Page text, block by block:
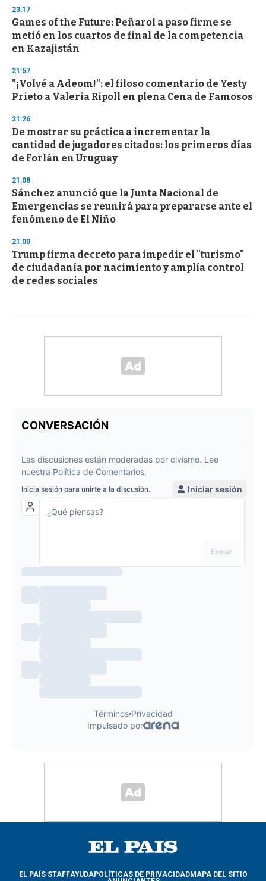
23:17
Games of the Future: Peñarol a paso firme se
metió en los cuartos de final de la competencia
en Kazajistán
21:57
"¡Volvé a Adeom!": el filoso comentario de Yesty
Prieto a Valeria Ripoll en plena Cena de Famosos
21:26
De mostrar su práctica a incrementar la
cantidad de jugadores citados: los primeros días
de Forlán en Uruguay
21:08
Sánchez anunció que la Junta Nacional de
Emergencias se reunirá para prepararse ante el
fenómeno de El Niño
21:00
Trump firma decreto para impedir el "turismo"
de ciudadanía por nacimiento y amplía control
de redes sociales
EL PAÍS STAFFAYUDAPOLÍTICAS DE PRIVACIDADMAPA DEL SITIO